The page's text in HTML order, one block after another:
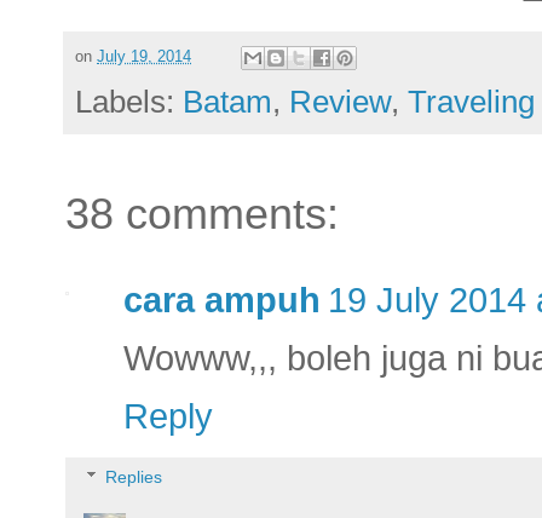
on July 19, 2014
Labels: Batam, Review, Traveling
38 comments:
cara ampuh 19 July 2014
Wowww,,, boleh juga ni
Reply
Replies